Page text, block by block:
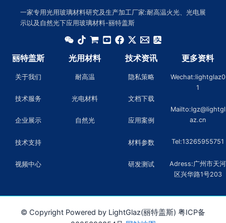
一家专用光用玻璃材料研究及生产加工厂家:耐高温火光、光电展
示以及自然光下应用玻璃材料-丽特盖斯
丽特盖斯
关于我们
技术服务
企业展示
技术支持
视频中心
光用材料
耐高温
光电材料
自然光
技术资讯
隐私策略
文档下载
应用案例
材料参数
研发测试
更多资料
Wechat:lightglaz0
1
Mailto:lgz@lightgl
az.cn
Tel:13265955751
Adress:广州市天河
区兴华路1号203
© Copyright Powered by LightGlaz(丽特盖斯) 粤ICP备